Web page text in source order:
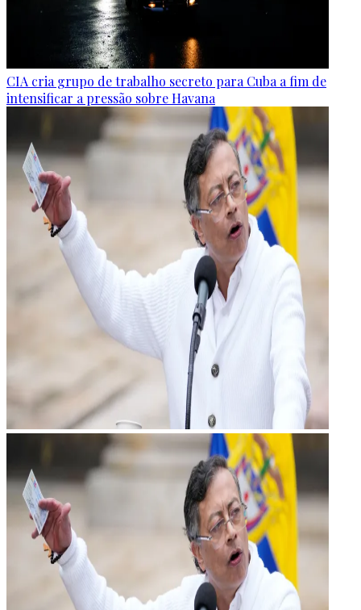
CIA cria grupo de trabalho secreto para Cuba a fim de
intensificar a pressão sobre Havana